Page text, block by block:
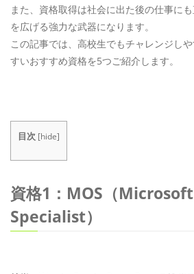
また、資格取得は社会に出た後の仕事に
を広げる強力な武器になります。
この記事では、高校生でもチャレンジし
すいおすすめ資格を5つご紹介します。
目次 [hide]
資格1：MOS（
Specialist）